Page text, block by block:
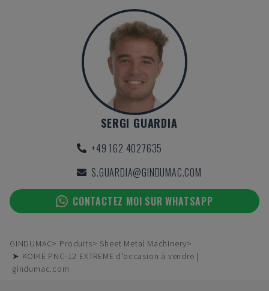
SERGI GUARDIA
+49 162 4027635
S.GUARDIA@GINDUMAC.COM
CONTACTEZ MOI SUR WHATSAPP
GINDUMAC Produits
Sheet Metal Machinery
➤ KOIKE PNC-12 EXTREME d'occasion à vendre |
gindumac.com